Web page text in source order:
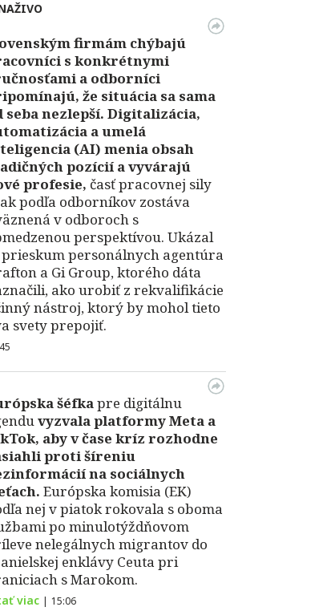
firmám chýbajú
s konkrétnymi
a odborníci
že situácia sa sama
seba nezlepší. Digitalizácia,
a umelá
(AI) menia obsah
pozícií a vyvárajú
profesie, časť pracovnej sily
podľa odborníkov zostáva
v odboroch s
perspektívou. Ukázal
personálnych agentúra
a Gi Group, ktorého dáta
ako urobiť z rekvalifikácie
nástroj, ktorý by mohol tieto
svety prepojiť.
šéfkapre digitálnu
vyzvala platformy Meta a
aby v čase kríz rozhodne
proti šíreniu
na sociálnych
Európska komisia (EK)
nej v piatok rokovala s oboma
po minulotýždňovom
nelegálnych migrantov do
enklávy Ceuta pri
s Marokom.
viac | 15:06